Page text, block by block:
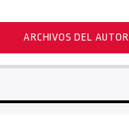
ARCHIVOS DEL AUTOR